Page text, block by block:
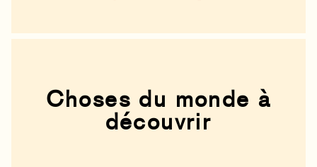
Choses du monde à
découvrir